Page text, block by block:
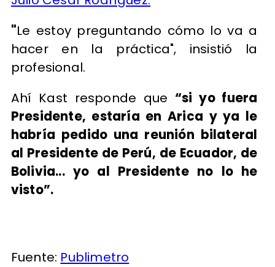
"Le estoy preguntando cómo lo va a
hacer en la práctica", insistió la
profesional.
Ahí Kast responde que “si yo fuera
Presidente, estaría en Arica y ya le
habría pedido una reunión bilateral
al Presidente de Perú, de Ecuador, de
Bolivia... yo al Presidente no lo he
visto”.
Fuente: Publimetro